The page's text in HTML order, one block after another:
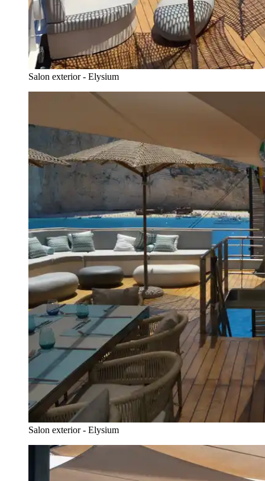
Salon exterior - Elysium
Salon exterior - Elysium